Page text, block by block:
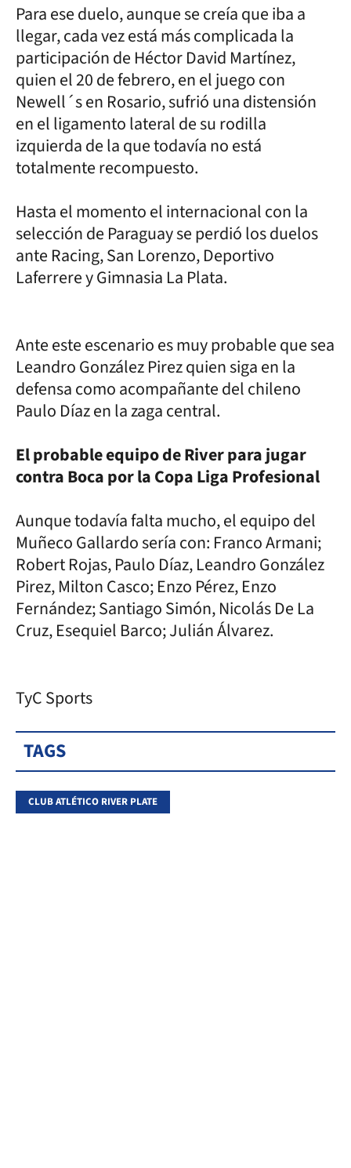
Para ese duelo, aunque se creía que iba a
llegar, cada vez está más complicada la
participación de Héctor David Martínez,
quien el 20 de febrero, en el juego con
Newell´s en Rosario, sufrió una distensión
en el ligamento lateral de su rodilla
izquierda de la que todavía no está
totalmente recompuesto.
Hasta el momento el internacional con la
selección de Paraguay se perdió los duelos
ante Racing, San Lorenzo, Deportivo
Laferrere y Gimnasia La Plata.
Ante este escenario es muy probable que sea
Leandro González Pirez quien siga en la
defensa como acompañante del chileno
Paulo Díaz en la zaga central.
El probable equipo de River para jugar
contra Boca por la Copa Liga Profesional
Aunque todavía falta mucho, el equipo del
Muñeco Gallardo sería con: Franco Armani;
Robert Rojas, Paulo Díaz, Leandro González
Pirez, Milton Casco; Enzo Pérez, Enzo
Fernández; Santiago Simón, Nicolás De La
Cruz, Esequiel Barco; Julián Álvarez.
TyC Sports
TAGS
CLUB ATLÉTICO RIVER PLATE